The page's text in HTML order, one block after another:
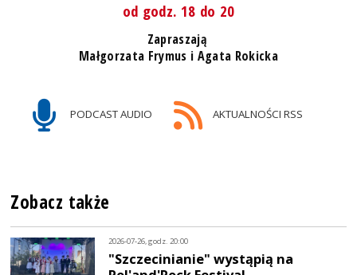
od godz. 18 do 20
Zapraszają
Małgorzata Frymus i Agata Rokicka
PODCAST AUDIO AKTUALNOŚCI RSS
Zobacz także
2026-07-26, godz. 20:00
"Szczecinianie" wystąpią na